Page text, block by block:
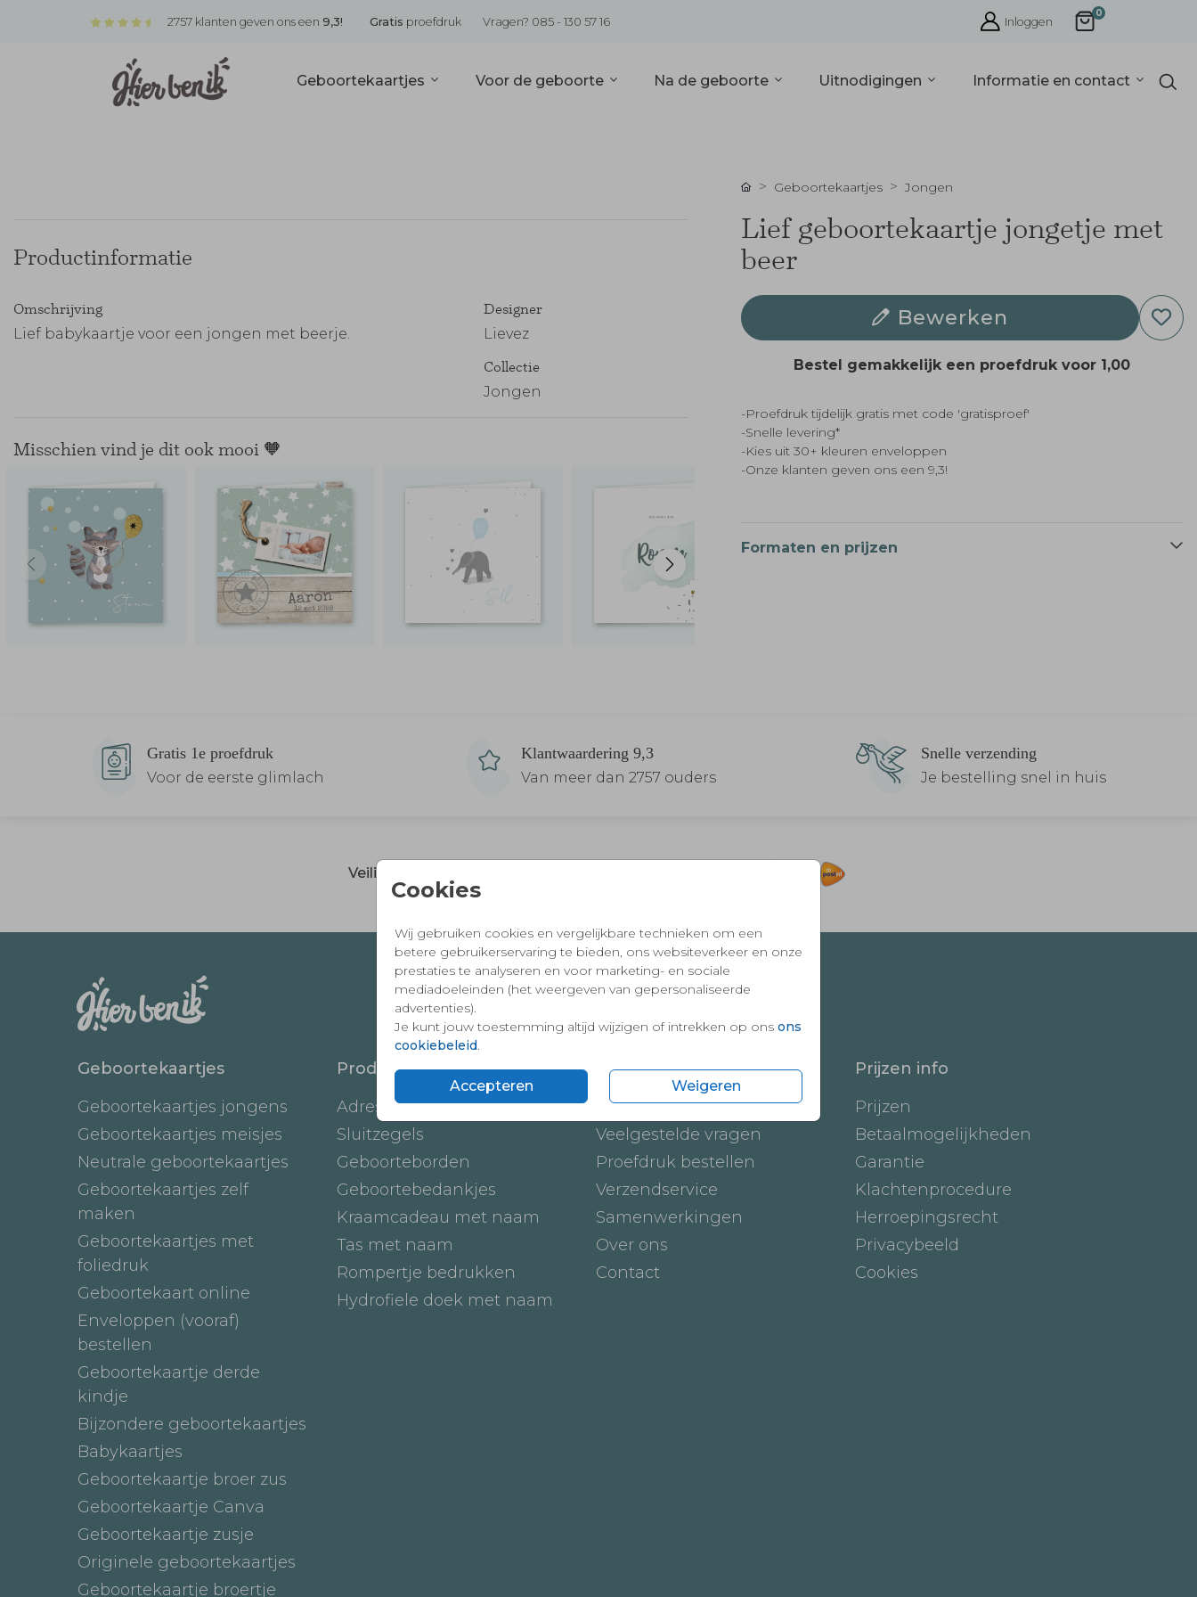
2757 klanten geven ons een 9,3! Gratis proefdruk Vragen? 085 - 130 57 16 Inloggen
0
Geboortekaartjes Voor de geboorte Na de geboorte Uitnodigingen Informatie en contact
Cookies
Wij gebruiken cookies en vergelijkbare technieken om een
betere gebruikerservaring te bieden, ons websiteverkeer en onze
prestaties te analyseren en voor marketing- en sociale
mediadoeleinden (het weergeven van gepersonaliseerde
advertenties).
Je kunt jouw toestemming altijd wijzigen of intrekken op ons ons
cookiebeleid
Accepteren Weigeren
Productinformatie
Omschrijving
Lief babykaartje voor een jongen met beerje.
Designer
Lievez
Collectie
Jongen
Misschien vind je dit ook mooi 🧡
Geboortekaartjes Jongen
Lief geboortekaartje jongetje met
beer
Bewerken
Bestel gemakkelijk een proefdruk voor 1,00
-Proefdruk tijdelijk gratis met code 'gratisproef'
-Snelle levering*
-Kies uit 30+ kleuren enveloppen
-Onze klanten geven ons een 9,3!
Formaten en prijzen
Gratis 1e proefdruk
Voor de eerste glimlach
Klantwaardering 9,3
Van meer dan 2757 ouders
Snelle verzending
Je bestelling snel in huis
Veilig en vertrouwd winkelen en betalen
Geboortekaartjes
Geboortekaartjes jongens
Geboortekaartjes meisjes
Neutrale geboortekaartjes
Geboortekaartjes zelf
maken
Geboortekaartjes met
foliedruk
Geboortekaart online
Enveloppen (vooraf)
bestellen
Geboortekaartje derde
kindje
Bijzondere geboortekaartjes
Babykaartjes
Geboortekaartje broer zus
Geboortekaartje Canva
Geboortekaartje zusje
Originele geboortekaartjes
Geboortekaartje broertje
Producten
Adresstickers
Sluitzegels
Geboorteborden
Geboortebedankjes
Kraamcadeau met naam
Tas met naam
Rompertje bedrukken
Hydrofiele doek met naam
Onze service
Hoe werkt het
Veelgestelde vragen
Proefdruk bestellen
Verzendservice
Samenwerkingen
Over ons
Contact
Prijzen info
Prijzen
Betaalmogelijkheden
Garantie
Klachtenprocedure
Herroepingsrecht
Privacybeeld
Cookies